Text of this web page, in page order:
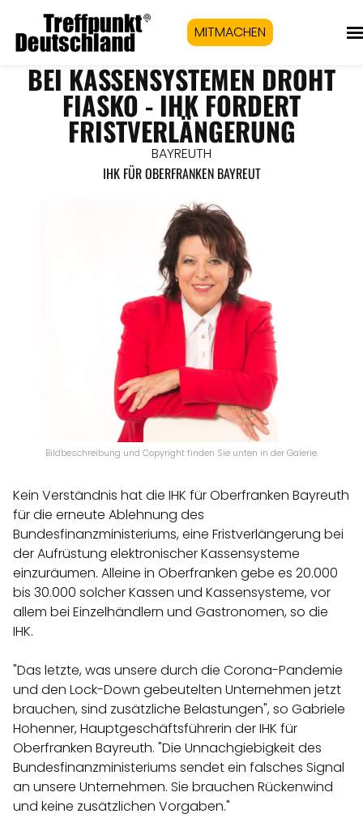
MITMACHEN
BEI KASSENSYSTEMEN DROHT
FIASKO - IHK FORDERT
FRISTVERLÄNGERUNG
BAYREUTH
IHK FÜR OBERFRANKEN BAYREUT
Bildbeschreibung und Copyright finden Sie unten in der Galerie.
Kein Verständnis hat die IHK für Oberfranken Bayreuth
für die erneute Ablehnung des
Bundesfinanzministeriums, eine Fristverlängerung bei
der Aufrüstung elektronischer Kassensysteme
einzuräumen. Alleine in Oberfranken gebe es 20.000
bis 30.000 solcher Kassen und Kassensysteme, vor
allem bei Einzelhändlern und Gastronomen, so die
IHK.
"Das letzte, was unsere durch die Corona-Pandemie
und den Lock-Down gebeutelten Unternehmen jetzt
brauchen, sind zusätzliche Belastungen", so Gabriele
Hohenner, Hauptgeschäftsführerin der IHK für
Oberfranken Bayreuth. "Die Unnachgiebigkeit des
Bundesfinanzministeriums sendet ein falsches Signal
an unsere Unternehmen. Sie brauchen Rückenwind
und keine zusätzlichen Vorgaben."